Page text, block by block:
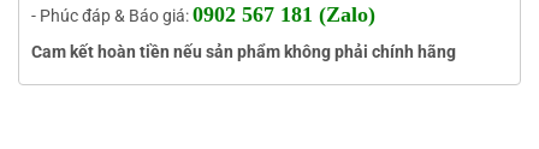
- Phúc đáp & Báo giá:0902 567 181 (Zalo)
Cam kết hoàn tiền nếu sản phẩm không phải chính hãng